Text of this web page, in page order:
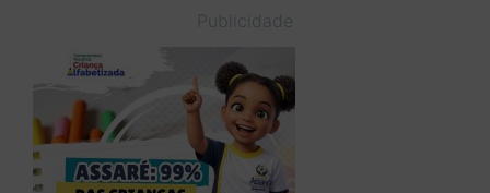
Publicidade